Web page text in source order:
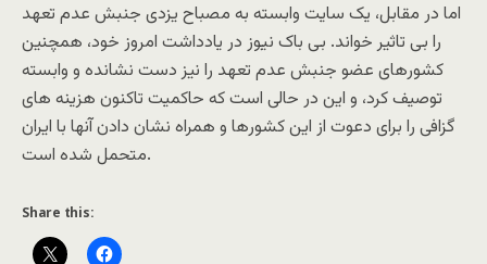
اما در مقابل، یک سایت وابسته به مصباح یزدی جنبش عدم تعهد
را بی تاثیر خواند. بی باک نیوز در یادداشت امروز خود، همچنین
کشورهای عضو جنبش عدم تعهد را نیز دست نشانده و وابسته
توصیف کرد، و این در حالی است که حاکمیت تاکنون هزینه های
گزافی را برای دعوت از این کشورها و همراه نشان دادن آنها با ایران
متحمل شده است.
Share this: